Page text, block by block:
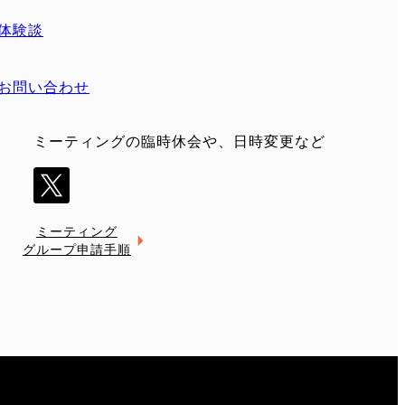
験談
問い合わせ
ミーティングの臨時休会や、日時変更など
ミーティング
グループ申請手順